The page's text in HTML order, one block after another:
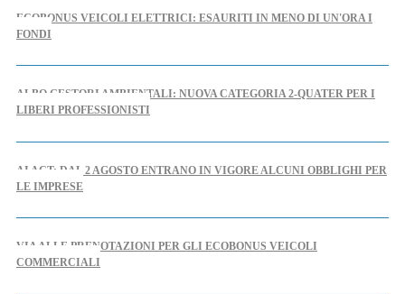
ECOBONUS VEICOLI ELETTRICI: ESAURITI IN MENO DI UN'ORA I
FONDI
ALBO GESTORI AMBIENTALI: NUOVA CATEGORIA 2-QUATER PER I
LIBERI PROFESSIONISTI
AI ACT: DAL 2 AGOSTO ENTRANO IN VIGORE ALCUNI OBBLIGHI PER
LE IMPRESE
VIA ALLE PRENOTAZIONI PER GLI ECOBONUS VEICOLI
COMMERCIALI